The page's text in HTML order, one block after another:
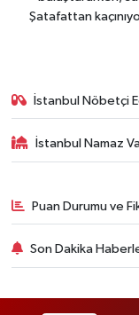
Şatafattan
İstanbul Nöbetçi
İstanbul Namaz
Puan Durumu ve
Son Dakika